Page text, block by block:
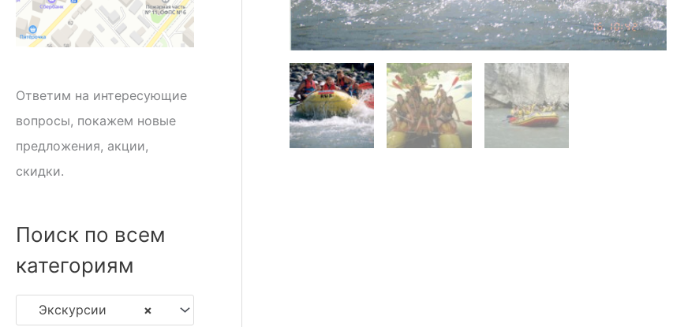
Ответим на интересующие
вопросы, покажем новые
предложения, акции,
скидки.
Поиск по всем
категориям
×
Экскурсии